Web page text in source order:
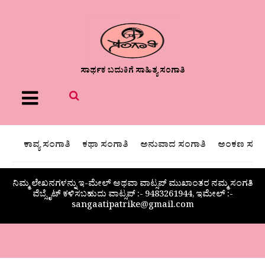
ಸಾರ್ಥಕ ಬದುಕಿಗೆ ಸಾಹಿತ್ಯ ಸಂಗಾತಿ
Menu
ಕಾವ್ಯ ಸಂಗಾತಿ ಕಥಾ ಸಂಗಾತಿ ಅನುವಾದ ಸಂಗಾತಿ ಅಂಕಣ
ನಿಮ್ಮ ಲೇಖನಗಳನ್ನು ಇ-ಮೇಲ್ ಅಥವಾ ವಾಟ್ಸಪ್ ಮುಖಾಂತರ ನಮ್ಮ ಸಂಗತಿ
ವೆಬ್ಸೈಟ್ ಕಳಿಸಬಹುದು ವಾಟ್ಸಪ್‌ :- 9483261944, ಇಮೇಲ್ :-
sangaatipatrike@gmail.com